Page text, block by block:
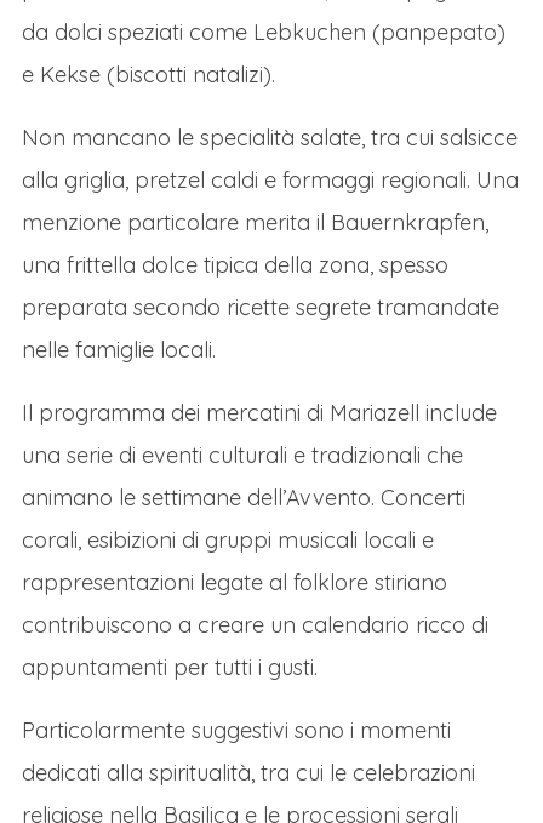
degustazione e l'altra. È il luogo perfetto per
assaporare la magia del Natale austriaco,
pullman in direzione di Graz, l'elegante
capitale della Stiria, che unisce il suo fascino
rinascimentale alla vivacità contemporanea
per regalare un'esperienza natalizia unica.
cuore dei festeggiamenti batte in
Hauptplatz, dove un maestoso albero di
Natale fa da guardia a un tradizionale
da dolci speziati come Lebkuchen (panpepato)
e Kekse (biscotti natalizi).
Non mancano le specialità salate, tra cui salsicce
alla griglia, pretzel caldi e formaggi regionali. Una
menzione particolare merita il Bauernkrapfen,
una frittella dolce tipica della zona, spesso
preparata secondo ricette segrete tramandate
nelle famiglie locali.
Il programma dei mercatini di Mariazell include
una serie di eventi culturali e tradizionali che
animano le settimane dell’Avvento. Concerti
corali, esibizioni di gruppi musicali locali e
rappresentazioni legate al folklore stiriano
contribuiscono a creare un calendario ricco di
appuntamenti per tutti i gusti.
Particolarmente suggestivi sono i momenti
dedicati alla spiritualità, tra cui le celebrazioni
religiose nella Basilica e le processioni serali